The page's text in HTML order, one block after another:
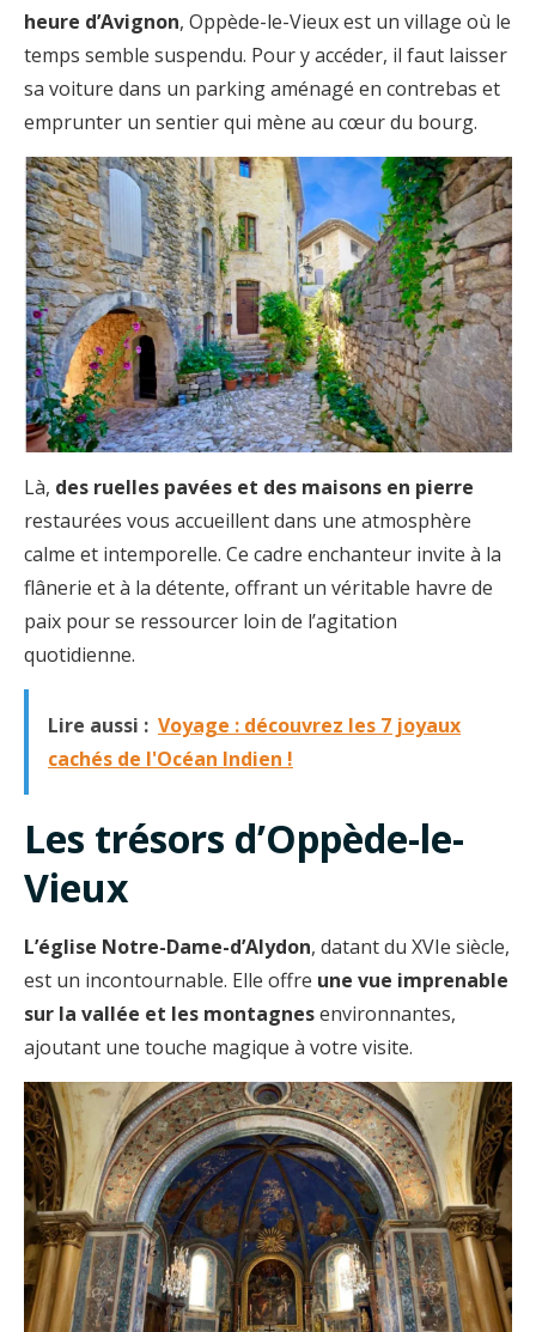
heure d’Avignon, Oppède-le-Vieux est un village où le
temps semble suspendu. Pour y accéder, il faut laisser
sa voiture dans un parking aménagé en contrebas et
emprunter un sentier qui mène au cœur du bourg.
Là, des ruelles pavées et des maisons en pierre
restaurées vous accueillent dans une atmosphère
calme et intemporelle. Ce cadre enchanteur invite à la
flânerie et à la détente, offrant un véritable havre de
paix pour se ressourcer loin de l’agitation
quotidienne.
Lire aussi : Voyage : découvrez les 7 joyaux
cachés de l'Océan Indien !
Les trésors d’Oppède-le-
Vieux
L’église Notre-Dame-d’Alydon, datant du XVIe siècle,
est un incontournable. Elle offre une vue imprenable
sur la vallée et les montagnesenvironnantes,
ajoutant une touche magique à votre visite.